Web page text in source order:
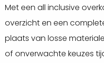
Met een all inclusive
overzicht en een
plaats van losse
of onverwachte keuzes